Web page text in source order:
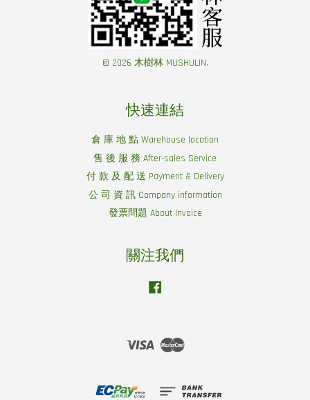
© 2026 木樹林 MUSHULIN.
快速連結
倉 庫 地 點 Warehouse location
售 後 服 務 After-sales Service
付 款 及 配 送 Payment & Delivery
公 司 資 訊 Company information
發票問題 About Invoice
關注我們
Visa Master